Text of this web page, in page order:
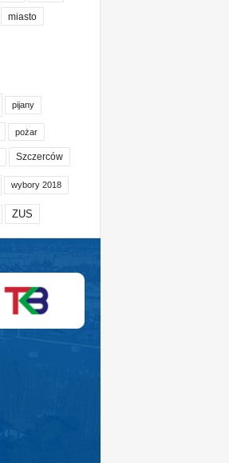
miasto
pijany
pożar
Szczerców
wybory 2018
ZUS